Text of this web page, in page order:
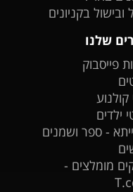
ובישול בקניונים
שלנו
פייסבוק
ילדים
- ספר ושמנים
מומלצים -